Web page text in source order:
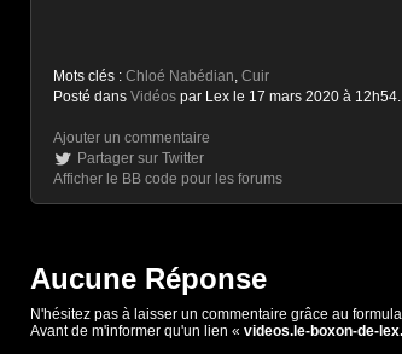
Mots clés : Chloé Nabédian, Cuir
Posté dans Vidéos par Lex le 17 mars 2020 à 12h54.
Ajouter un commentaire
Partager sur Twitter
Afficher le BB code pour les forums
Aucune Réponse
N'hésitez pas à laisser un commentaire grâce au
Avant de m'informer qu'un lien « videos.le-boxon-de-